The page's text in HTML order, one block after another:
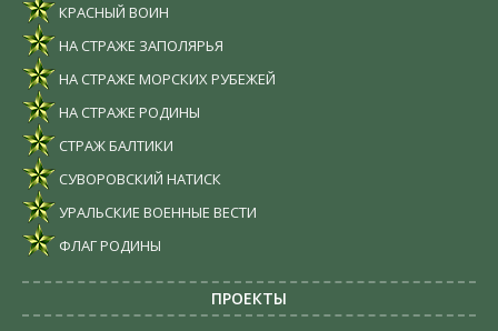
КРАСНЫЙ ВОИН
НА СТРАЖЕ ЗАПОЛЯРЬЯ
НА СТРАЖЕ МОРСКИХ РУБЕЖЕЙ
НА СТРАЖЕ РОДИНЫ
СТРАЖ БАЛТИКИ
СУВОРОВСКИЙ НАТИСК
УРАЛЬСКИЕ ВОЕННЫЕ ВЕСТИ
ФЛАГ РОДИНЫ
ПРОЕКТЫ